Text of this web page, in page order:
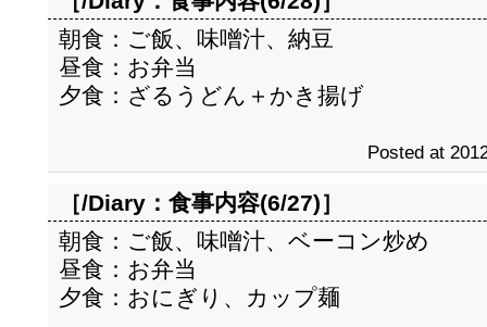
朝食：ご飯、味噌汁、納豆
昼食：お弁当
夕食：ざるうどん＋かき揚げ
Posted at
［/Diary： 食事内容(6/27)］
朝食：ご飯、味噌汁、ベーコン炒め
昼食：お弁当
夕食：おにぎり、カップ麺